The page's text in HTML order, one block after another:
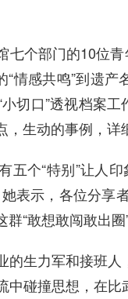
七个部门的10位
情感共鸣”到遗
小切口”透视档
生动的事例，
个“特别”让人
她表示，各位分
“敢想敢闯敢出圈
的生力军和接班
中碰撞思想，在